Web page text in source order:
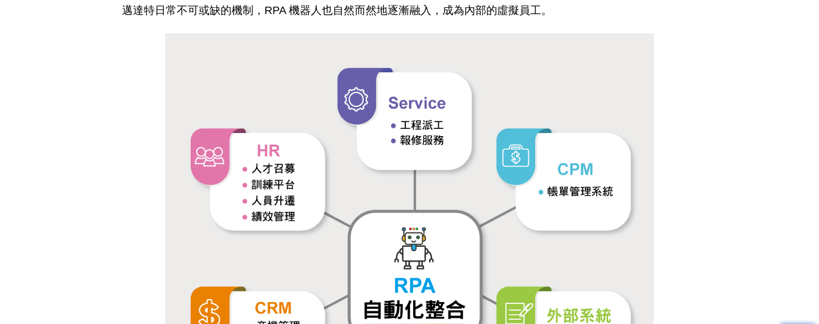
邁達特日常不可或缺的機制，RPA 機器人也自然而然地逐漸融入，成為內部的虛擬員工。